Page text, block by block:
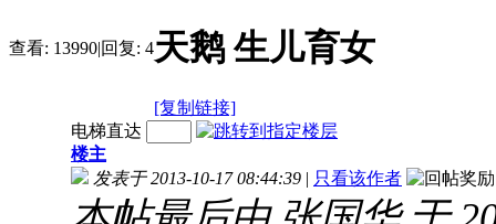
查看: 13990|回复: 4天鹅 生儿育女
[复制链接]
电梯直达
楼主
发表于 2013-10-17 08:44:39 | 只看该作者